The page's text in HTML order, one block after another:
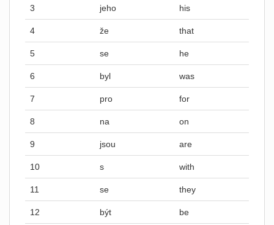
3 jeho his
4 že that
5 se he
6 byl was
7 pro for
8 na on
9 jsou are
10 s with
11 se they
12 být be